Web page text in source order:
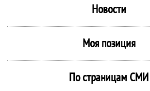
Новости
Моя позиция
По страницам СМИ